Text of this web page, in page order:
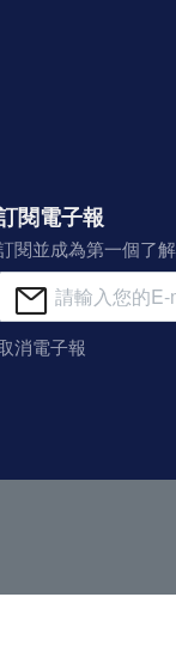
閱電子報
閱並成為第一個了
消電子報